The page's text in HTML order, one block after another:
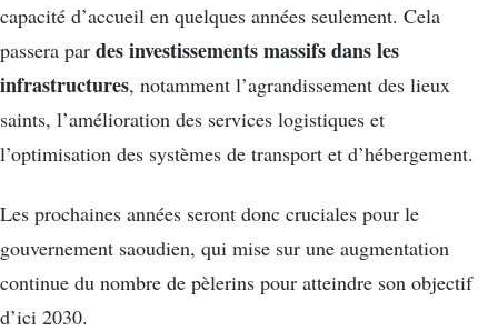
capacité d’accueil en quelques années seulement. Cela
passera par des investissements massifs dans les
infrastructures, notamment l’agrandissement des lieux
saints, l’amélioration des services logistiques et
l’optimisation des systèmes de transport et d’hébergement.
Les prochaines années seront donc cruciales pour le
gouvernement saoudien, qui mise sur une augmentation
continue du nombre de pèlerins pour atteindre son objectif
d’ici 2030.